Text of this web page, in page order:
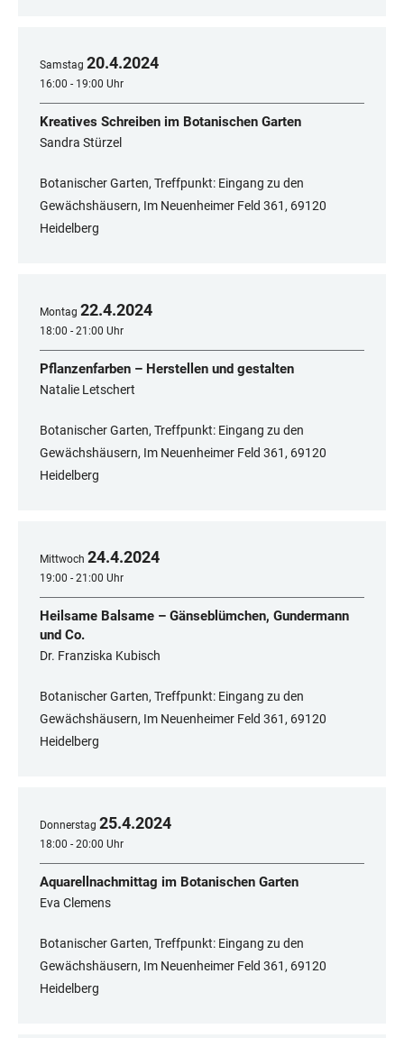
Samstag 20.4.2024
16:00 - 19:00 Uhr
Kreatives Schreiben im Botanischen Garten
Sandra Stürzel
Botanischer Garten, Treffpunkt: Eingang zu den
Gewächshäusern, Im Neuenheimer Feld 361, 69120
Heidelberg
Montag 22.4.2024
18:00 - 21:00 Uhr
Pflanzenfarben – Herstellen und gestalten
Natalie Letschert
Botanischer Garten, Treffpunkt: Eingang zu den
Gewächshäusern, Im Neuenheimer Feld 361, 69120
Heidelberg
Mittwoch 24.4.2024
19:00 - 21:00 Uhr
Heilsame Balsame – Gänseblümchen, Gundermann
und Co.
Dr. Franziska Kubisch
Botanischer Garten, Treffpunkt: Eingang zu den
Gewächshäusern, Im Neuenheimer Feld 361, 69120
Heidelberg
Donnerstag 25.4.2024
18:00 - 20:00 Uhr
Aquarellnachmittag im Botanischen Garten
Eva Clemens
Botanischer Garten, Treffpunkt: Eingang zu den
Gewächshäusern, Im Neuenheimer Feld 361, ​​​​​​​69120
Heidelberg